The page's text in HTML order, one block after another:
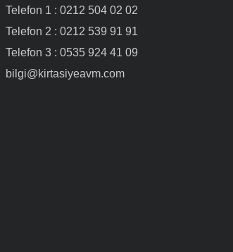
Telefon 1 : 0212 504 02 02
Telefon 2 : 0212 539 91 91
Telefon 3 : 0535 924 41 09
bilgi@kirtasiyeavm.com